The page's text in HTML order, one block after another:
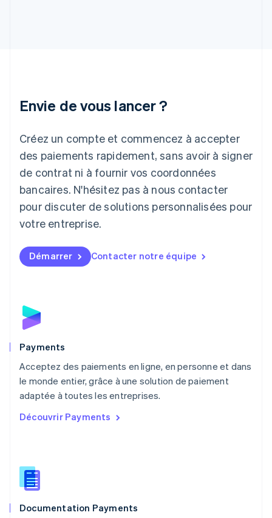
Envie de vous lancer ?
Créez un compte et commencez à accepter
des paiements rapidement, sans avoir à signer
de contrat ni à fournir vos coordonnées
bancaires. N'hésitez pas à nous contacter
pour discuter de solutions personnalisées pour
votre entreprise.
Démarrer Contacter notre équipe
Payments
Acceptez des paiements en ligne, en personne et dans
le monde entier, grâce à une solution de paiement
adaptée à toutes les entreprises.
Découvrir Payments
Documentation Payments
Japon
Lettonie
English
Liechtenstein
DeutschEnglish
Lituanie
Luxembourg
FrançaisDeutschEnglish
English简体中文
Malte
Norvège
English
English
NederlandsEnglish
Pologne
English
PortuguêsEnglish
English
Roumanie
Royaume-Uni